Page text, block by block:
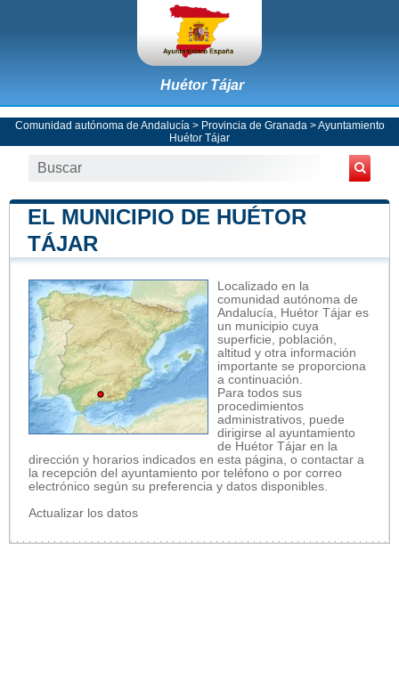
Huétor Tájar
Comunidad autónoma de Andalucía > Provincia de Granada >Ayuntamiento
Huétor Tájar
EL MUNICIPIO DE HUÉTOR
TÁJAR
Localizado en la
comunidad autónoma de
Andalucía, Huétor Tájar es
un municipio cuya
superficie, población,
altitud y otra información
importante se proporciona
a continuación.
Para todos sus
procedimientos
administrativos, puede
dirigirse al ayuntamiento
de Huétor Tájar en la
dirección y horarios indicados en esta página, o contactar a
la recepción del ayuntamiento por teléfono o por correo
electrónico según su preferencia y datos disponibles.
Actualizar los datos